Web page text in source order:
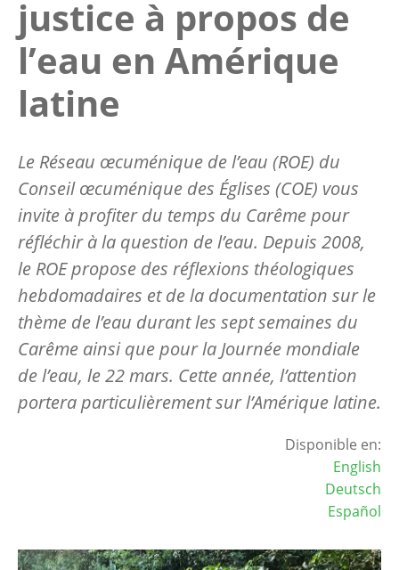
justice à propos de
l’eau en Amérique
latine
Le Réseau œcuménique de l’eau (ROE) du
Conseil œcuménique des Églises (COE) vous
invite à profiter du temps du Carême pour
réfléchir à la question de l’eau. Depuis 2008,
le ROE propose des réflexions théologiques
hebdomadaires et de la documentation sur le
thème de l’eau durant les sept semaines du
Carême ainsi que pour la Journée mondiale
de l’eau, le 22 mars. Cette année, l’attention
portera particulièrement sur l’Amérique latine.
Disponible en:
English
Deutsch
Español
Image